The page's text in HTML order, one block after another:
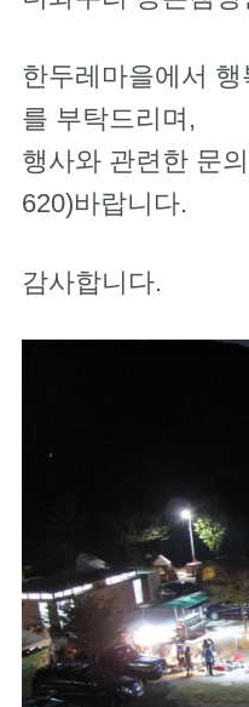
한두레마을에서
를 부탁드리며,
행사와 관련한 문
620)바랍니다.
감사합니다.